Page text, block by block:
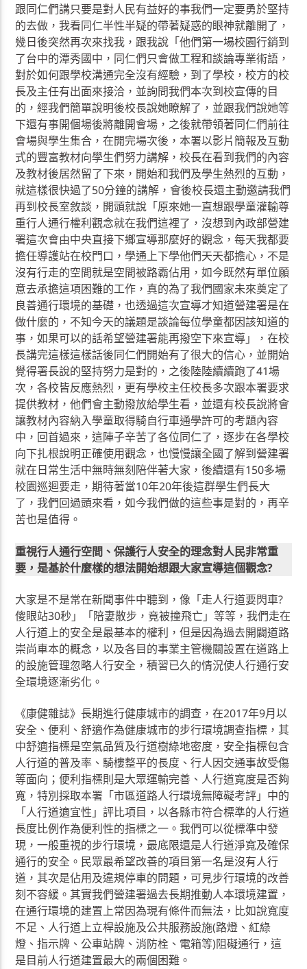
跟同仁們講只要是對人民有益好的事我們一定要勇於堅持
的去做，我看同仁半性半疑的帶著疑惑的眼神就離開了，
幾日後突然再次來找我，跟我說「他們第一場校園行銷到
了台中的潭秀國中，同仁們只會做工程和談論專業術語，
對於如何跟學校溝通完全沒有經驗，到了學校，校方的校
長及主任有出面來接洽，並詢問我們本次到校宣傳的目
的，經我們簡單說明後校長說她瞭解了，並跟我們說她等
下還有事開個場後將離開會場，之後就帶領著同仁們前往
會場與學生集合，在開完場次後，本署以影片簡報及互動
式的豐富教材向學生們努力講解，校長在看到我們的內容
及教材後居然留了下來，開始和我們及學生熱烈的互動，
就這樣很快過了50分鐘的講解，會後校長還主動邀請我們
再到校長室敘談，開頭就說「原來她一直想跟學童灌輸尊
重行人通行權利觀念就在我們這裡了，沒想到內政部營建
署這次會由中央直接下鄉宣導那麼好的觀念，每天我都要
擔任導護站在校門口，學通上下學他們天天都擔心，不是
沒有行走的空間就是空間被路霸佔用，如今既然有單位願
意去承擔這項困難的工作，真的為了我們國家未來奠定了
良善通行環境的基礎，也透過這次宣導才知道營建署是在
做什麼的，不知今天的議題是談論每位學童都因該知道的
事，如果可以的話希望營建署能再撥空下來宣導」，在校
長講完這樣這樣話後同仁們開始有了很大的信心，並開始
覺得署長說的堅持努力是對的，之後陸陸續續跑了41場
次，各校皆反應熱烈，更有學校主任校長多次跟本署要求
提供教材，他們會主動撥放給學生看，並還有校長說將會
讓教材內容納入學童取得騎自行車通學許可的考題內容
中，回首過來，這陣子辛苦了各位同仁了，逐步在各學校
向下扎根說明正確使用觀念，也慢慢讓全國了解到營建署
就在日常生活中無時無刻陪伴著大家，後續還有150多場
校園巡迴要走，期待著當10年20年後這群學生們長大
了，我們回過頭來看，如今我們做的這些事是對的，再辛
苦也是值得。
重視行人通行空間、保護行人安全的理念對人民非常重
要，是基於什麼樣的想法開始想跟大家宣導這個觀念?
大家是不是常在新聞事件中聽到，像「走人行道要閃車?
傻眼站30秒」「陪妻散步，竟被撞飛亡」等等，我們走在
人行道上的安全是最基本的權利，但是因為過去開闢道路
崇尚車本的概念，以及各目的事業主管機關設置在道路上
的設施管理忽略人行安全，積習已久的情況使人行通行安
全環境逐漸劣化。
《康健雜誌》長期進行健康城市的調查，在2017年9月以
安全、便利、舒適作為健康城市的步行環境調查指標，其
中舒適指標是空氣品質及行道樹綠地密度，安全指標包含
人行道的普及率、騎樓整平的長度、行人因交通事故受傷
等面向；便利指標則是大眾運輸完善、人行道寬度是否夠
寬，特別採取本署「市區道路人行環境無障礙考評」中的
「人行道適宜性」評比項目，以各縣市符合標準的人行道
長度比例作為便利性的指標之一。我們可以從標準中發
現，一般重視的步行環境，最底限還是人行道淨寬及確保
通行的安全。民眾最希望改善的項目第一名是沒有人行
道，其次是佔用及違規停車的問題，可見步行環境的改善
刻不容緩。其實我們營建署過去長期推動人本環境建置，
在通行環境的建置上常因為現有條件而無法，比如說寬度
不足、人行道上立桿設施及公共服務設施(路燈、紅綠
燈、指示牌、公車站牌、消防栓、電箱等)阻礙通行，這
是目前人行道建置最大的兩個困難。